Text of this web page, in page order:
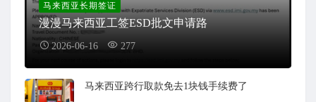
马来西亚长期签证
漫漫马来西亚工签ESD批文申请路
2026-06-16 277
马来西亚跨行取款免去1块钱手续费了